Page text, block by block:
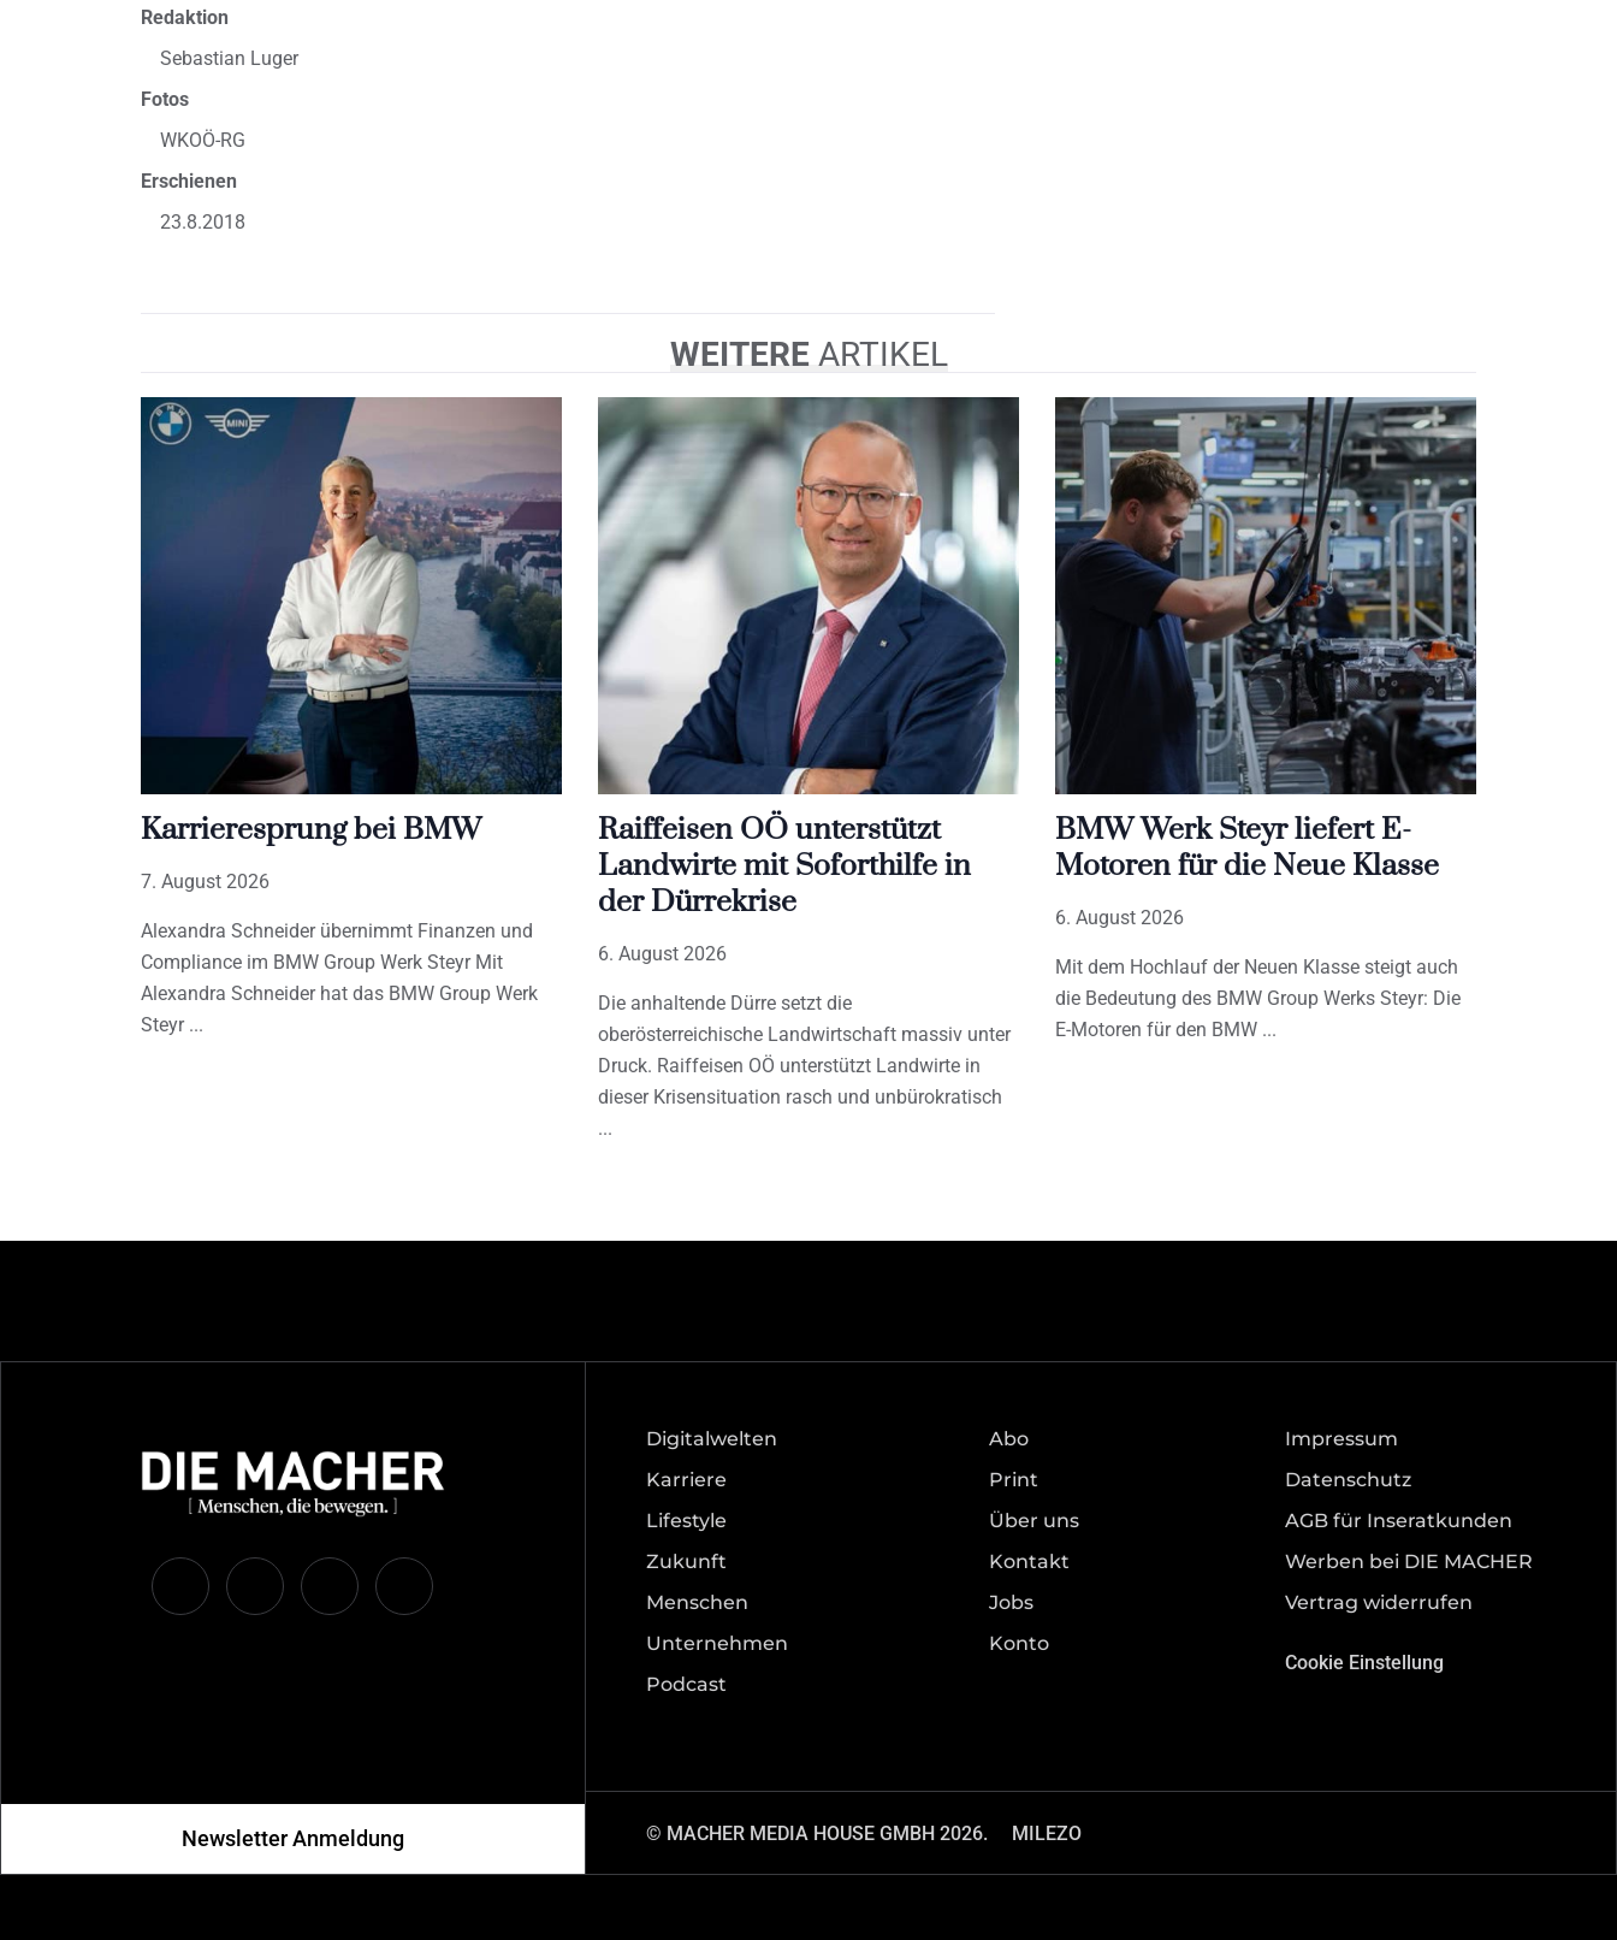
Redaktion
Sebastian Luger
Fotos
WKOÖ-RG
Erschienen
23.8.2018
WEITEREARTIKEL
Karrieresprung bei BMW
7. August 2026
Alexandra Schneider übernimmt Finanzen und
Compliance im BMW Group Werk Steyr Mit
Alexandra Schneider hat das BMW Group Werk
Steyr
Raiffeisen OÖ unterstützt
Landwirte mit Soforthilfe in
der Dürrekrise
6. August 2026
Die anhaltende Dürre setzt die
oberösterreichische Landwirtschaft massiv unter
Druck. Raiffeisen OÖ unterstützt Landwirte in
dieser Krisensituation rasch und unbürokratisch
BMW Werk Steyr liefert E-
Motoren für die Neue Klasse
6. August 2026
Mit dem Hochlauf der Neuen Klasse steigt auch
die Bedeutung des BMW Group Werks Steyr: Die
E-Motoren für den BMW
Newsletter Anmeldung
Digitalwelten
Karriere
Lifestyle
Zukunft
Menschen
Unternehmen
Podcast
Abo
Print
Über uns
Kontakt
Jobs
Konto
Impressum
Datenschutz
AGB für Inseratkunden
Werben bei DIE MACHER
Vertrag widerrufen
Cookie Einstellung
© MACHER MEDIA HOUSE GMBH 2026. MILEZO